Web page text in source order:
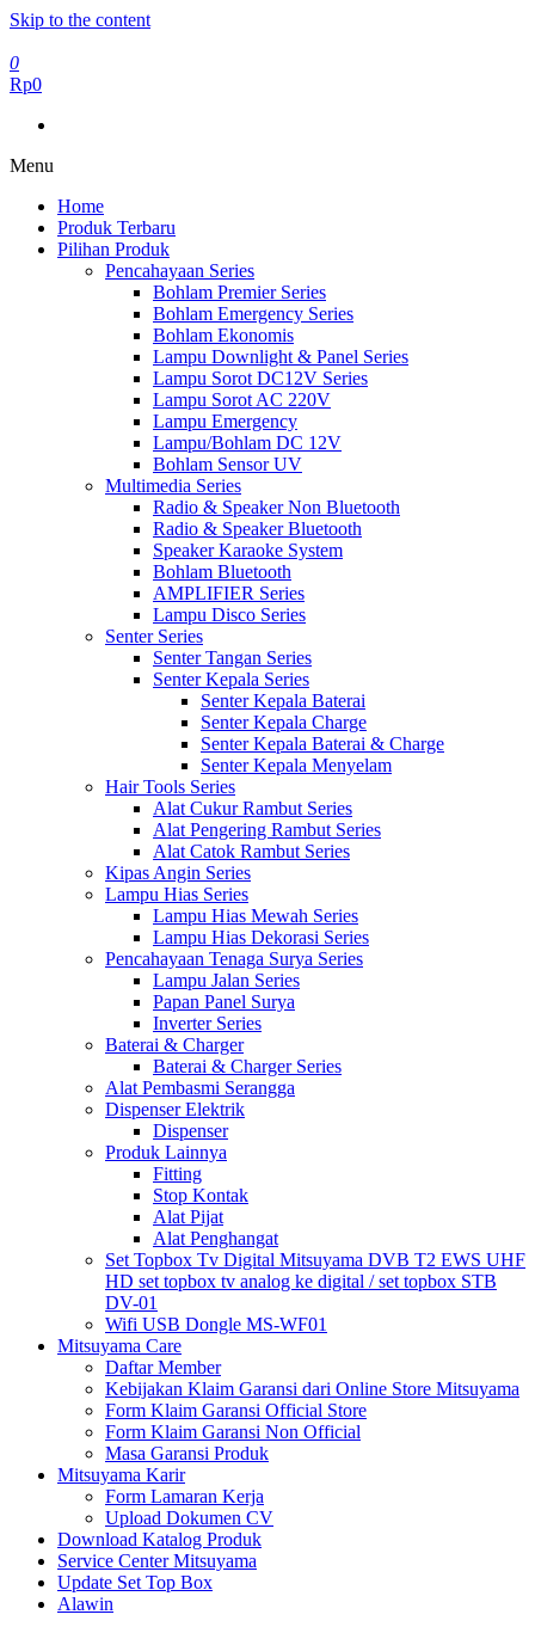
Skip to the content
0
Rp0
Menu
Home
Produk Terbaru
Pilihan Produk
Pencahayaan Series
Bohlam Premier Series
Bohlam Emergency Series
Bohlam Ekonomis
Lampu Downlight & Panel Series
Lampu Sorot DC12V Series
Lampu Sorot AC 220V
Lampu Emergency
Lampu/Bohlam DC 12V
Bohlam Sensor UV
Multimedia Series
Radio & Speaker Non Bluetooth
Radio & Speaker Bluetooth
Speaker Karaoke System
Bohlam Bluetooth
AMPLIFIER Series
Lampu Disco Series
Senter Series
Senter Tangan Series
Senter Kepala Series
Senter Kepala Baterai
Senter Kepala Charge
Senter Kepala Baterai & Charge
Senter Kepala Menyelam
Hair Tools Series
Alat Cukur Rambut Series
Alat Pengering Rambut Series
Alat Catok Rambut Series
Kipas Angin Series
Lampu Hias Series
Lampu Hias Mewah Series
Lampu Hias Dekorasi Series
Pencahayaan Tenaga Surya Series
Lampu Jalan Series
Papan Panel Surya
Inverter Series
Baterai & Charger
Baterai & Charger Series
Alat Pembasmi Serangga
Dispenser Elektrik
Dispenser
Produk Lainnya
Fitting
Stop Kontak
Alat Pijat
Alat Penghangat
Set Topbox Tv Digital Mitsuyama DVB T2 EWS UHF
HD set topbox tv analog ke digital / set topbox STB
DV-01
Wifi USB Dongle MS-WF01
Mitsuyama Care
Daftar Member
Kebijakan Klaim Garansi dari Online Store Mitsuyama
Form Klaim Garansi Official Store
Form Klaim Garansi Non Official
Masa Garansi Produk
Mitsuyama Karir
Form Lamaran Kerja
Upload Dokumen CV
Download Katalog Produk
Service Center Mitsuyama
Update Set Top Box
Alawin